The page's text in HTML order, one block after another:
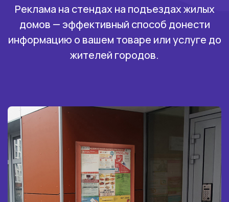
Реклама на стендах на подъездах жилых
домов — эффективный способ донести
информацию о вашем товаре или услуге до
жителей городов.